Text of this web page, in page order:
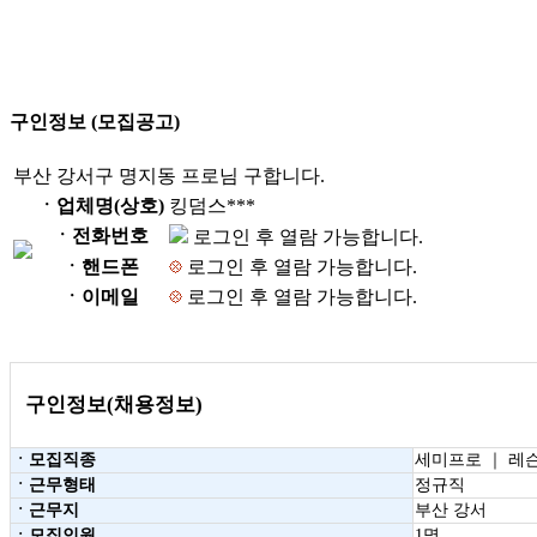
구인정보 (모집공고)
부산 강서구 명지동 프로님 구합니다.
ㆍ업체명(상호) 킹덤스***
ㆍ전화번호
로그인 후 열람 가능합니다.
ㆍ핸드폰
로그인 후 열람 가능합니다.
ㆍ이메일
로그인 후 열람 가능합니다.
구인정보(채용정보)
ㆍ모집직종
세미프로 ｜ 레
ㆍ근무형태
정규직
ㆍ근무지
부산 강서